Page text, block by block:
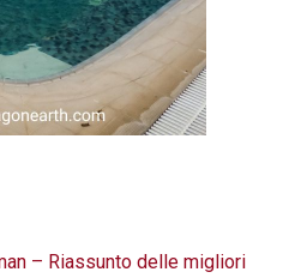
– Riassunto delle migliori